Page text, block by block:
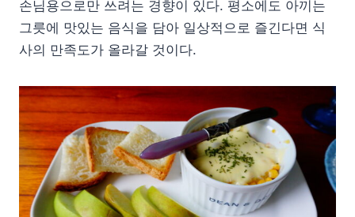
손님용으로만 쓰려는 경향이 있다. 평소에도 아끼는
그릇에 맛있는 음식을 담아 일상적으로 즐긴다면 식
사의 만족도가 올라갈 것이다.